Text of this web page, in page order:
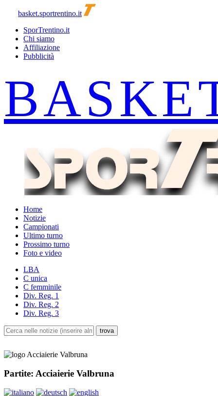
basket.sportrentino.it
SporTrentino.it
Chi siamo
Affiliazione
Pubblicità
Home
Notizie
Campionati
Ultimo turno
Prossimo turno
Foto e video
LBA
C unica
C femminile
Div. Reg. 1
Div. Reg. 2
Div. Reg. 3
Partite: Acciaierie Valbruna